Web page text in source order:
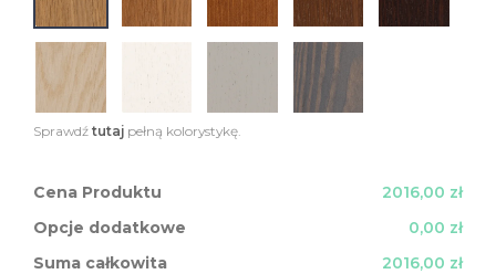
Sprawdź tutaj pełną kolorystykę.
Cena Produktu
2016,00 zł
Opcje dodatkowe
0,00 zł
Suma całkowita
2016,00 zł